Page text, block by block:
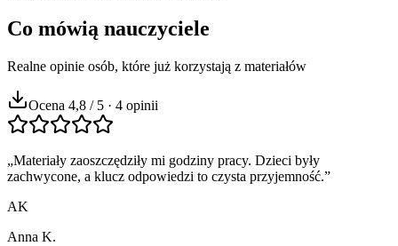
Co mówią nauczyciele
Realne opinie osób, które już korzystają z materiałów
Ocena 4,8 / 5 · 4 opinii
„Materiały zaoszczędziły mi godziny pracy. Dzieci były
zachwycone, a klucz odpowiedzi to czysta przyjemność.”
AK
Anna K.